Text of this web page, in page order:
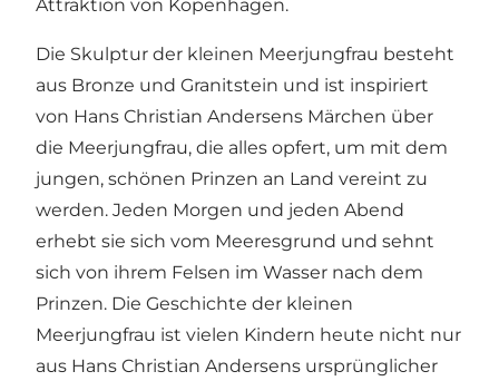
Attraktion von Kopenhagen.
Die Skulptur der kleinen Meerjungfrau besteht
aus Bronze und Granitstein und ist inspiriert
von Hans Christian Andersens Märchen über
die Meerjungfrau, die alles opfert, um mit dem
jungen, schönen Prinzen an Land vereint zu
werden. Jeden Morgen und jeden Abend
erhebt sie sich vom Meeresgrund und sehnt
sich von ihrem Felsen im Wasser nach dem
Prinzen. Die Geschichte der kleinen
Meerjungfrau ist vielen Kindern heute nicht nur
aus Hans Christian Andersens ursprünglicher